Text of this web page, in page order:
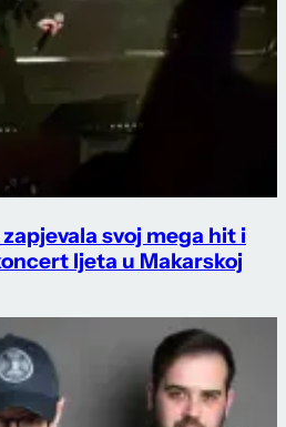
zapjevala svoj mega hit i
ljeta u Makarskoj